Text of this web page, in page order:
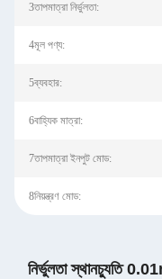
3তাপমাত্রা নির্ভুলতা:
4মূল পণ্য:
5ব্যবহার:
6বাহ্যিক মাত্রা:
7তাপমাত্রা ইনপুট মোড:
8নিয়ন্ত্রণ মোড:
নির্ভুলতা স্থানচ্যুতি